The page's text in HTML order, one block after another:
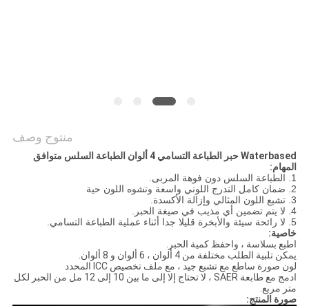
منتوج وصف
Waterbased حبر الطباعة التسامي 4 ألوان الطباعة السلس متوافق
المهام:
1. الطباعة السلس دون فوهة المربى.
2. ضمان كامل التدرج اللوني واسعة وتشوه اللون حية
3. تشبع اللون المثالي وإزالة الأكسدة.
4. لا يتم تضمين أي مذيب في صيغة الحبر.
5. لا رائحة سيئة والأبخرة قليلا جدا أثناء عملية الطباعة التسامي.
خاصية:
اطبع بسلاسة ، واحفظ كمية الحبر.
يمكن تلبية الطلب مختلفة من 4 ألوان ، 6 ألوان و 8 ألوان.
لون صورة ساطع مع تشبع جيد ، مع ملف تخصيص ICC المحدد
ادمج مع طابعة SAER ، لا تحتاج إلا إلى ما بين 10 إلى 12 مل من الحبر لكل
متر مربع.
صورة المنتج: